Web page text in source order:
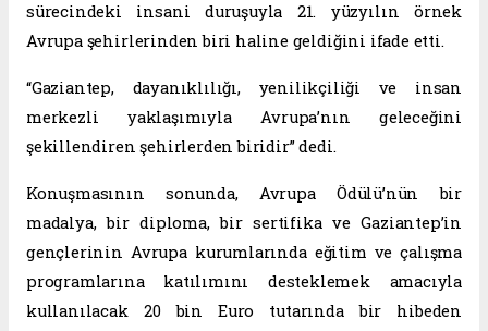
sürecindeki insani duruşuyla 21. yüzyılın örnek
Avrupa şehirlerinden biri haline geldiğini ifade etti.
“Gaziantep, dayanıklılığı, yenilikçiliği ve insan
merkezli yaklaşımıyla Avrupa’nın geleceğini
şekillendiren şehirlerden biridir” dedi.
Konuşmasının sonunda, Avrupa Ödülü’nün bir
madalya, bir diploma, bir sertifika ve Gaziantep’in
gençlerinin Avrupa kurumlarında eğitim ve çalışma
programlarına katılımını desteklemek amacıyla
kullanılacak 20 bin Euro tutarında bir hibeden